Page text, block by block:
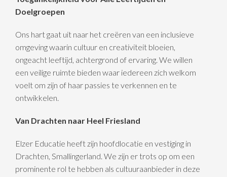
Doelgroepen
Ons hart gaat uit naar het creëren van een inclusieve
omgeving waarin cultuur en creativiteit bloeien,
ongeacht leeftijd, achtergrond of ervaring. We willen
een veilige ruimte bieden waar iedereen zich welkom
voelt om zijn of haar passies te verkennen en te
ontwikkelen.
Van Drachten naar Heel Friesland
Elzer Educatie heeft zijn hoofdlocatie en vestiging in
Drachten, Smallingerland. We zijn er trots op om een
prominente rol te hebben als cultuuraanbieder in deze